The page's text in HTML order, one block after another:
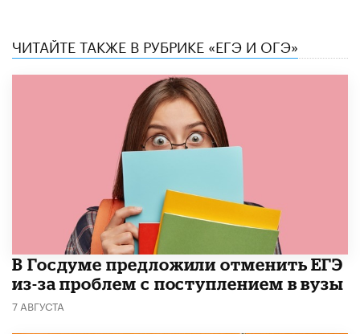
ЧИТАЙТЕ ТАКЖЕ В РУБРИКЕ «ЕГЭ И ОГЭ»
В Госдуме предложили отменить ЕГЭ
из-за проблем с поступлением в вузы
7 АВГУСТА